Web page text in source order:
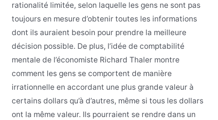
rationalité limitée, selon laquelle les gens ne sont pas
toujours en mesure d’obtenir toutes les informations
dont ils auraient besoin pour prendre la meilleure
décision possible. De plus, l’idée de comptabilité
mentale de l’économiste Richard Thaler montre
comment les gens se comportent de manière
irrationnelle en accordant une plus grande valeur à
certains dollars qu’à d’autres, même si tous les dollars
ont la même valeur. Ils pourraient se rendre dans un